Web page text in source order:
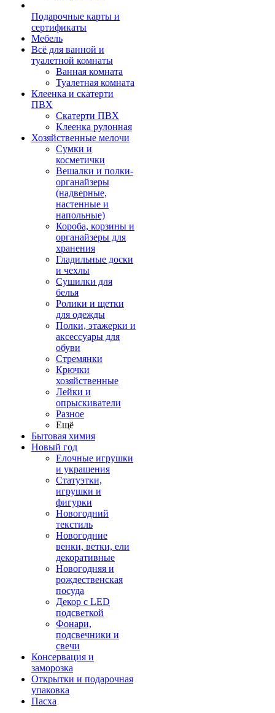
Подарочные карты и
сертификаты
Мебель
Всё для ванной и
туалетной комнаты
Ванная комната
Туалетная комната
Клеенка и скатерти
ПВХ
Скатерти ПВХ
Клеенка рулонная
Хозяйственные мелочи
Сумки и
косметички
Вешалки и полки-
органайзеры
(надверные,
настенные и
напольные)
Короба, корзины и
органайзеры для
хранения
Гладильные доски
и чехлы
Сушилки для
белья
Ролики и щетки
для одежды
Полки, этажерки и
аксессуары для
обуви
Стремянки
Крючки
хозяйственные
Лейки и
опрыскиватели
Разное
Ещё
Бытовая химия
Новый год
Елочные игрушки
и украшения
Статуэтки,
игрушки и
фигурки
Новогодний
текстиль
Новогодние
венки, ветки, ели
декоративные
Новогодняя и
рождественская
посуда
Декор с LED
подсветкой
Фонари,
подсвечники и
свечи
Консервация и
заморозка
Открытки и подарочная
упаковка
Пасха